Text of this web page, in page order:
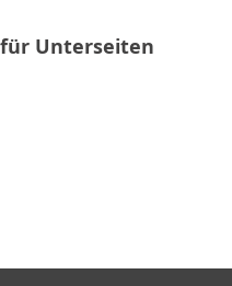
Unterseiten